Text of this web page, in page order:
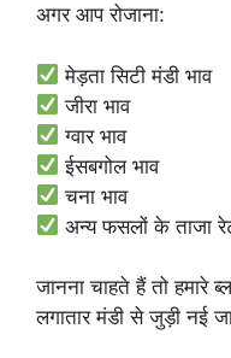
अगर आप रोजाना:
मेड़ता सिटी मंडी भाव
जीरा भाव
ग्वार भाव
ईसबगोल भाव
चना भाव
अन्य फसलों के ताजा
जानना चाहते हैं तो हमारे
लगातार मंडी से जुड़ी नई